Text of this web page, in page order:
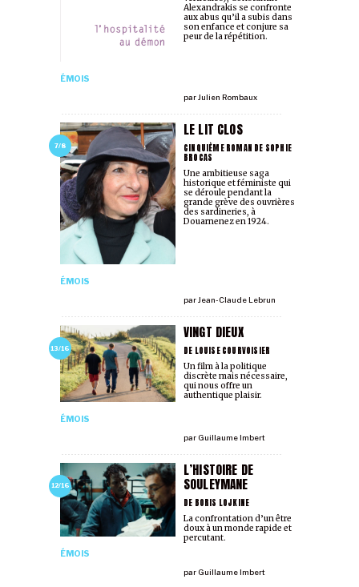
ÉMOIS
parJulien Rombaux
Alexandrakis se confronte
aux abus qu’il a subis dans
son enfance et conjure sa
peur de la répétition.
7/8
LE LIT CLOS
CINQUIÈME ROMAN DE SOPHIE
BROCAS
ÉMOIS
par Jean-Claude Lebrun
Une ambitieuse saga
historique et féministe qui
se déroule pendant la
grande grève des ouvrières
des sardineries, à
Douarnenez en 1924.
13/16
VINGT DIEUX
DE LOUISE COURVOISIER
ÉMOIS
par Guillaume Imbert
Un film à la politique
discrète mais nécessaire,
qui nous offre un
authentique plaisir.
12/16
L’HISTOIRE DE
SOULEYMANE
DE BORIS LOJKINE
ÉMOIS
par Guillaume Imbert
La confrontation d’un être
doux à un monde rapide et
percutant.